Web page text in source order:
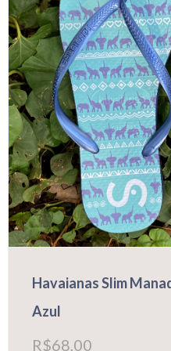
na
página
do
produto
Havaianas Slim
Azul
R$68,00